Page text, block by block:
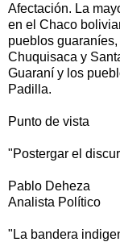
Afectación. La
en el Chaco
pueblos
Chuquisaca y
Guaraní y los
Padilla.
Punto de vista
"Postergar el
Pablo Deheza
Analista Político
"La bandera